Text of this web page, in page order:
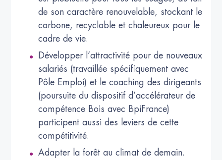
de son caractère renouvelable, stockant le
carbone, recyclable et chaleureux pour le
cadre de vie.
Développer l’attractivité pour de nouveaux
salariés (travaillée spécifiquement avec
Pôle Emploi) et le coaching des dirigeants
(poursuite du dispositif d’accélérateur de
compétence Bois avec BpiFrance)
participent aussi des leviers de cette
compétitivité.
Adapter la forêt au climat de demain.